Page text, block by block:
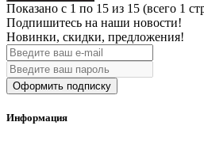
Показано с 1 по 15 из 15 (всего 1
Подпишитесь на наши новости!
Новинки, скидки, предложения!
Оформить подписку
Информация